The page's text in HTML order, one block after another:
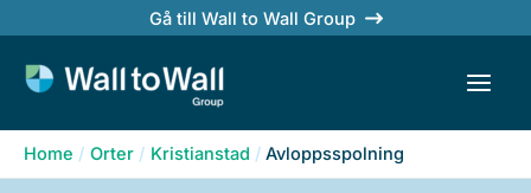
content
Gå till Wall to Wall Group
Home Orter Kristianstad Avloppsspolning